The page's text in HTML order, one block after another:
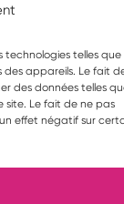
technologies telles que
appareils. Le fait
des données telles
site. Le fait de ne pas
effet négatif sur